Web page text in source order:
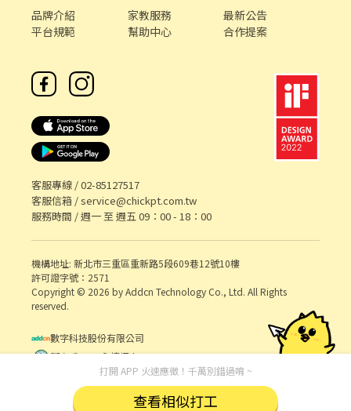
品牌介紹 家教服務
最新公告
平台規範
幫助中心 合作提案
客服專線 /02-85127517
客服信箱 /service@chickpt.com.tw
服務時間 / 週一 至 週五 09：00 - 18：00
機構地址: 新北市三重區重新路5段609巷12號10樓
許可證字號：2571
Copyright © 2026 by Addcn Technology Co., Ltd. All Rights
reserved.
數字科技股份有限公司
鄧白氏 ESG 永續標章
打開 APP 火速應徵！千萬別錯過唷 ~
查看相似打工